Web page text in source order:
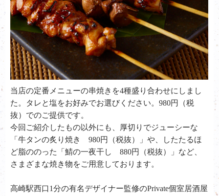
当店の定番メニューの串焼きを4種盛り合わせにしまし
た。タレと塩をお好みでお選びください。980円（税
抜）でのご提供です。
今回ご紹介したもの以外にも、厚切りでジューシーな
「牛タンの炙り焼き 980円（税抜）」や、したたるほ
ど脂ののった「鯖の一夜干し 880円（税抜）」など、
さまざまな焼き物をご用意しております。
高崎駅西口1分の有名デザイナー監修のPrivate個室居酒屋